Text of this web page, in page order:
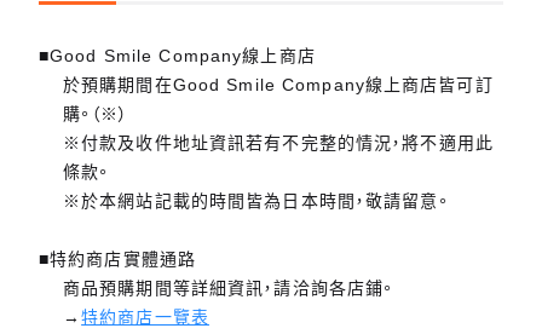
■Good Smile Company線上商店
於預購期間在Good Smile Company線上商店皆可訂
購。（※）
※付款及收件地址資訊若有不完整的情況，將不適用此
條款。
※於本網站記載的時間皆為日本時間，敬請留意。
■特約商店實體通路
商品預購期間等詳細資訊，請洽詢各店鋪。
→特約商店一覽表